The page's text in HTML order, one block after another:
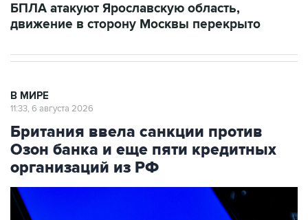
БПЛА атакуют Ярославскую область,
движение в сторону Москвы перекрыто
В МИРЕ
11:33, 6 августа 2026
Британия ввела санкции против
Озон банка и еще пяти кредитных
организаций из РФ